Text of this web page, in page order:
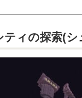
ティの探索(